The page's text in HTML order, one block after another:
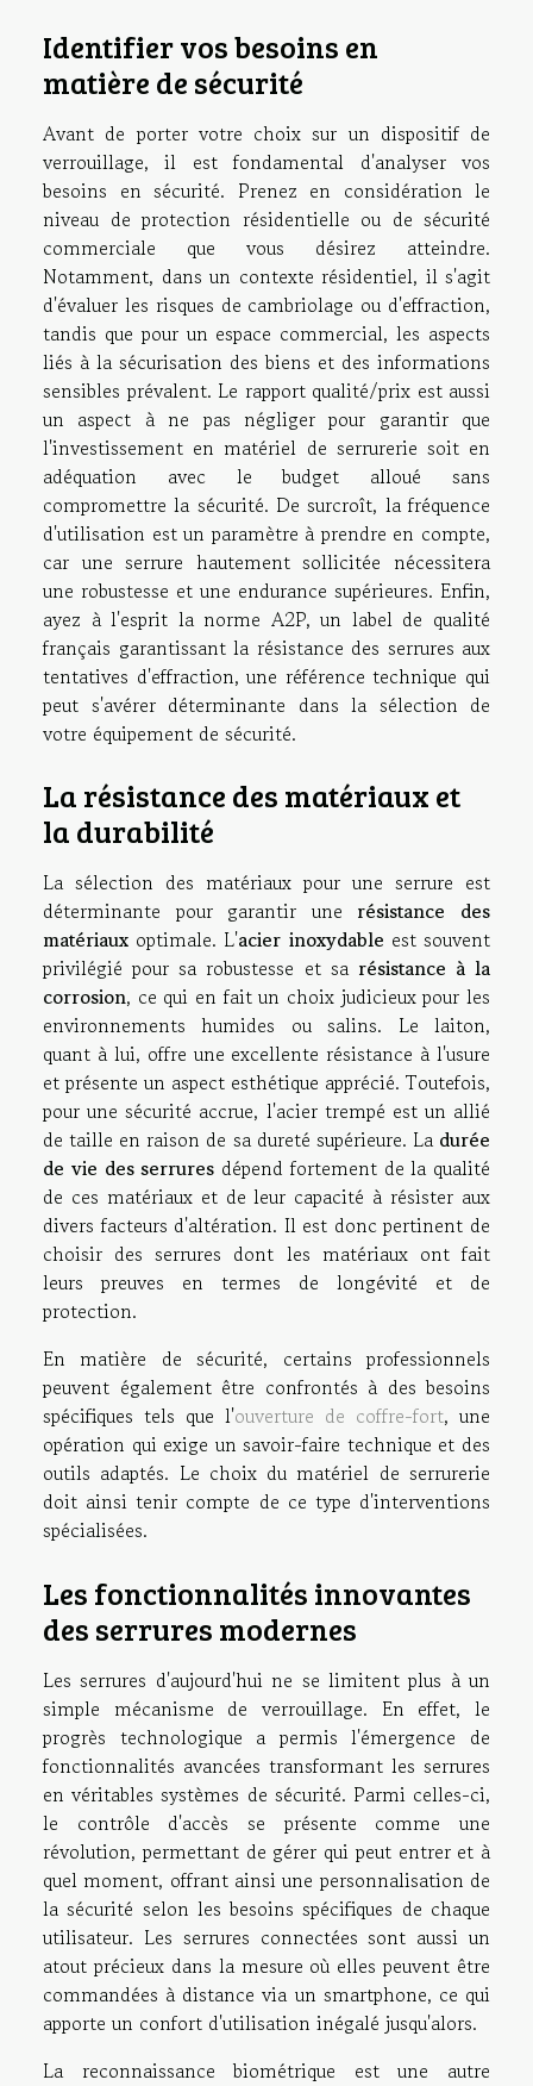
Identifier vos besoins en
matière de sécurité
Avant de porter votre choix sur un dispositif de
verrouillage, il est fondamental d'analyser vos
besoins en sécurité. Prenez en considération le
niveau de protection résidentielle ou de sécurité
commerciale que vous désirez atteindre.
Notamment, dans un contexte résidentiel, il s'agit
d'évaluer les risques de cambriolage ou d'effraction,
tandis que pour un espace commercial, les aspects
liés à la sécurisation des biens et des informations
sensibles prévalent. Le rapport qualité/prix est aussi
un aspect à ne pas négliger pour garantir que
l'investissement en matériel de serrurerie soit en
adéquation avec le budget alloué sans
compromettre la sécurité. De surcroît, la fréquence
d'utilisation est un paramètre à prendre en compte,
car une serrure hautement sollicitée nécessitera
une robustesse et une endurance supérieures. Enfin,
ayez à l'esprit la norme A2P, un label de qualité
français garantissant la résistance des serrures aux
tentatives d'effraction, une référence technique qui
peut s'avérer déterminante dans la sélection de
votre équipement de sécurité.
La résistance des matériaux et
la durabilité
La sélection des matériaux pour une serrure est
déterminante pour garantir une résistance des
matériaux optimale. L'acier inoxydable est souvent
privilégié pour sa robustesse et sa résistance à la
corrosion, ce qui en fait un choix judicieux pour les
environnements humides ou salins. Le laiton,
quant à lui, offre une excellente résistance à l'usure
et présente un aspect esthétique apprécié. Toutefois,
pour une sécurité accrue, l'acier trempé est un allié
de taille en raison de sa dureté supérieure. La durée
de vie des serrures dépend fortement de la qualité
de ces matériaux et de leur capacité à résister aux
divers facteurs d'altération. Il est donc pertinent de
choisir des serrures dont les matériaux ont fait
leurs preuves en termes de longévité et de
protection.
En matière de sécurité, certains professionnels
peuvent également être confrontés à des besoins
spécifiques tels que l'ouverture de coffre-fort, une
opération qui exige un savoir-faire technique et des
outils adaptés. Le choix du matériel de serrurerie
doit ainsi tenir compte de ce type d'interventions
spécialisées.
Les fonctionnalités innovantes
des serrures modernes
Les serrures d'aujourd'hui ne se limitent plus à un
simple mécanisme de verrouillage. En effet, le
progrès technologique a permis l'émergence de
fonctionnalités avancées transformant les serrures
en véritables systèmes de sécurité. Parmi celles-ci,
le contrôle d'accès se présente comme une
révolution, permettant de gérer qui peut entrer et à
quel moment, offrant ainsi une personnalisation de
la sécurité selon les besoins spécifiques de chaque
utilisateur. Les serrures connectées sont aussi un
atout précieux dans la mesure où elles peuvent être
commandées à distance via un smartphone, ce qui
apporte un confort d'utilisation inégalé jusqu'alors.
La reconnaissance biométrique est une autre